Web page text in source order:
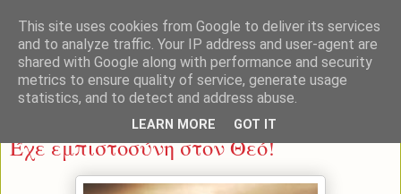
Δευτέρα 3 Φεβρουαρίου 2014
Έχε εμπιστοσύνη στον Θεό!
This site uses cookies from Google to deliver its services
and to analyze traffic. Your IP address and user-agent are
shared with Google along with performance and security
metrics to ensure quality of service, generate usage
statistics, and to detect and address abuse.
LEARN MORE GOT IT